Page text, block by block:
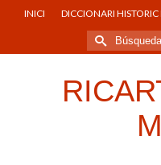
INICI DICCIONARI
Buscar
por: